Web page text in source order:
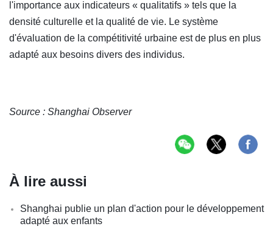
l'importance aux indicateurs « qualitatifs » tels que la
densité culturelle et la qualité de vie. Le système
d'évaluation de la compétitivité urbaine est de plus en plus
adapté aux besoins divers des individus.
Source : Shanghai Observer
À lire aussi
Shanghai publie un plan d'action pour le développement
adapté aux enfants